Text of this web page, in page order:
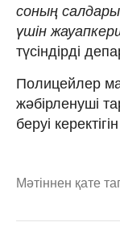
соның
үшін
түсіндірді
Полицейлер
жәбірленуші
беруі
Мәтіннен қате